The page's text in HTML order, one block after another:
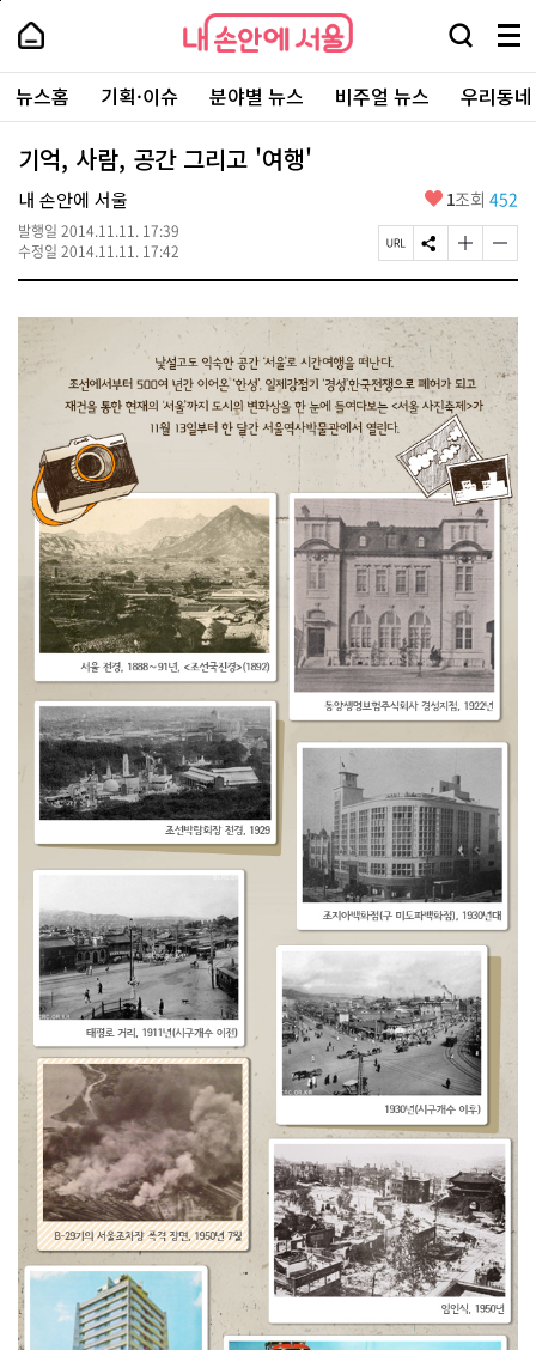
본
로
가
내
손
안
에
서
울
-
서
울
시
대
표
소
포
털
내
손
에
울
검
창
열
기
메
뉴
전
체
보
주
요
서
뉴스홈 기획·이슈 분야별 뉴스 비주얼 뉴스 우리동
기억, 사람, 공간 그리고 '여행'
내 손안에 서울
발행일 2014.11.11. 17:39
수정일 2014.11.11. 17:42
좋
요
1조회 452
페
이
U
R
L
복
사
S
N
공
유
하
기
글
자
기
크
변
경
하
기
글
자
기
작
게
변
경
하
기
페
상
단
로